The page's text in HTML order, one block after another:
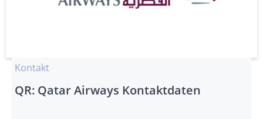
Kontakt
QR: Qatar Airways Kontaktdaten